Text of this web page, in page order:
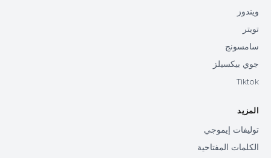
ويندوز
تويتر
سامسونج
جوي بيكسيلز
Tiktok
المزيد
توليفات إيموجي
الكلمات المفتاحية